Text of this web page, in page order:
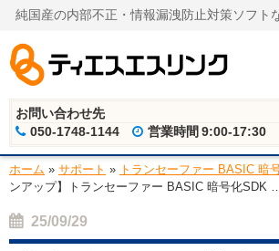
純国産の内部不正・情報漏洩防止対策ソフト
お問い合わせ先
050-1748-1144
営業時間 9:00-17:30
ホーム » サポート » トランセーファー BASIC 暗
ンアップ】トランセーファー BASIC 暗号化SDK
25/09/29